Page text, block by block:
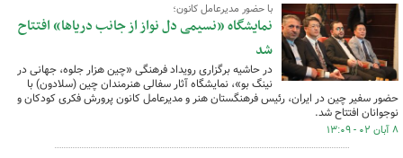
با حضور مدیرعامل کانون؛
نمایشگاه «نسیمی دل نواز از جانب دریاها» افتتاح
شد
در حاشیه برگزاری رویداد فرهنگی «چین هزار جلوه، جهانی در
نینگ بو»، نمایشگاه آثار سفالی هنرمندان چین (سلادون) با
حضور سفیر چین در ایران، رئیس فرهنگستان هنر و مدیرعامل کانون پرورش فکری کودکان و
نوجوانان افتتاح شد.
۸ آبان ۰۲ - ۱۳:۰۹